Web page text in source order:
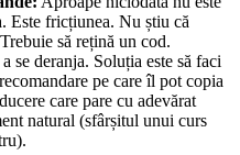
Este fricțiunea. Nu știu că
să rețină un cod.
se deranja. Soluția este să faci
pe care îl pot copia
care pare cu adevărat
natural (sfârșitul unui curs